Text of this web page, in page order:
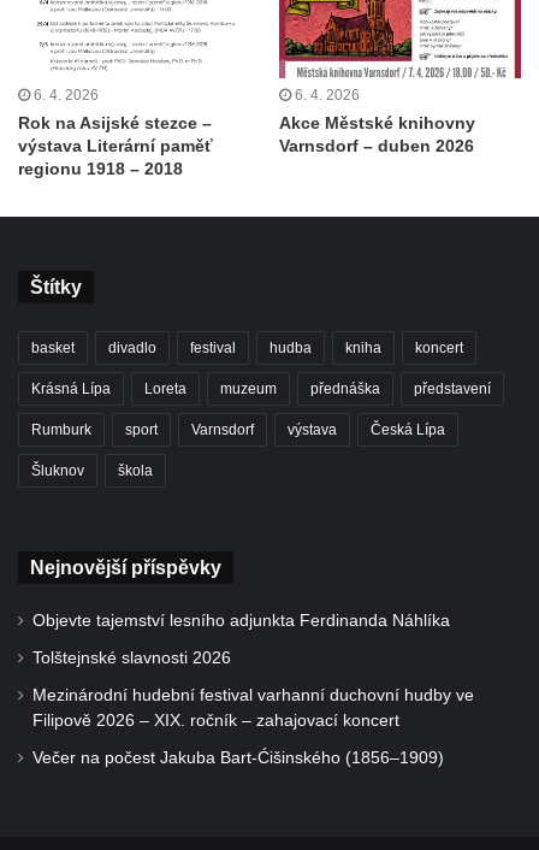
6. 4. 2026
Rok na Asijské stezce –
výstava Literární paměť
regionu 1918 – 2018
6. 4. 2026
Akce Městské knihovny
Varnsdorf – duben 2026
Štítky
basket divadlo festival hudba kniha koncert
Krásná Lípa Loreta muzeum přednáška představení
Rumburk sport Varnsdorf výstava Česká Lípa
Šluknov škola
Nejnovější příspěvky
Objevte tajemství lesního adjunkta Ferdinanda Náhlíka
Tolštejnské slavnosti 2026
Mezinárodní hudební festival varhanní duchovní hudby ve
Filipově 2026 – XIX. ročník – zahajovací koncert
Večer na počest Jakuba Bart-Ćišinského (1856–1909)